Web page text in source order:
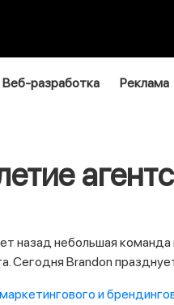
Веб-разработка Реклама
назад небольшая
Сегодня Brandon
маркетингового и